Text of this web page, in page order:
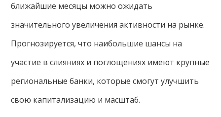
ближайшие месяцы можно ожидать
значительного увеличения активности на рынке.
Прогнозируется, что наибольшие шансы на
участие в слияниях и поглощениях имеют крупные
региональные банки, которые смогут улучшить
свою капитализацию и масштаб.